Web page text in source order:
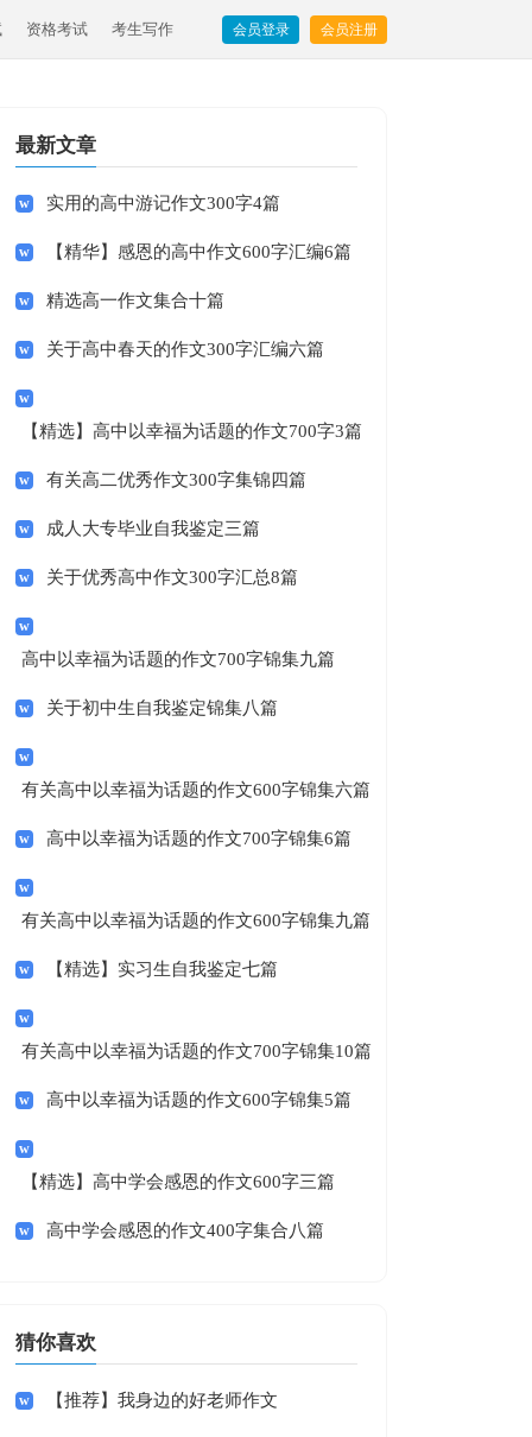
资格考试 考生写作 会员登录 会员注册
最新文章
实用的高中游记作文300字4篇
【精华】感恩的高中作文600字汇编6篇
精选高一作文集合十篇
关于高中春天的作文300字汇编六篇
【精选】高中以幸福为话题的作文700字3篇
有关高二优秀作文300字集锦四篇
成人大专毕业自我鉴定三篇
关于优秀高中作文300字汇总8篇
高中以幸福为话题的作文700字锦集九篇
关于初中生自我鉴定锦集八篇
有关高中以幸福为话题的作文600字锦集六篇
高中以幸福为话题的作文700字锦集6篇
有关高中以幸福为话题的作文600字锦集九篇
【精选】实习生自我鉴定七篇
有关高中以幸福为话题的作文700字锦集10篇
高中以幸福为话题的作文600字锦集5篇
【精选】高中学会感恩的作文600字三篇
高中学会感恩的作文400字集合八篇
猜你喜欢
【推荐】我身边的好老师作文